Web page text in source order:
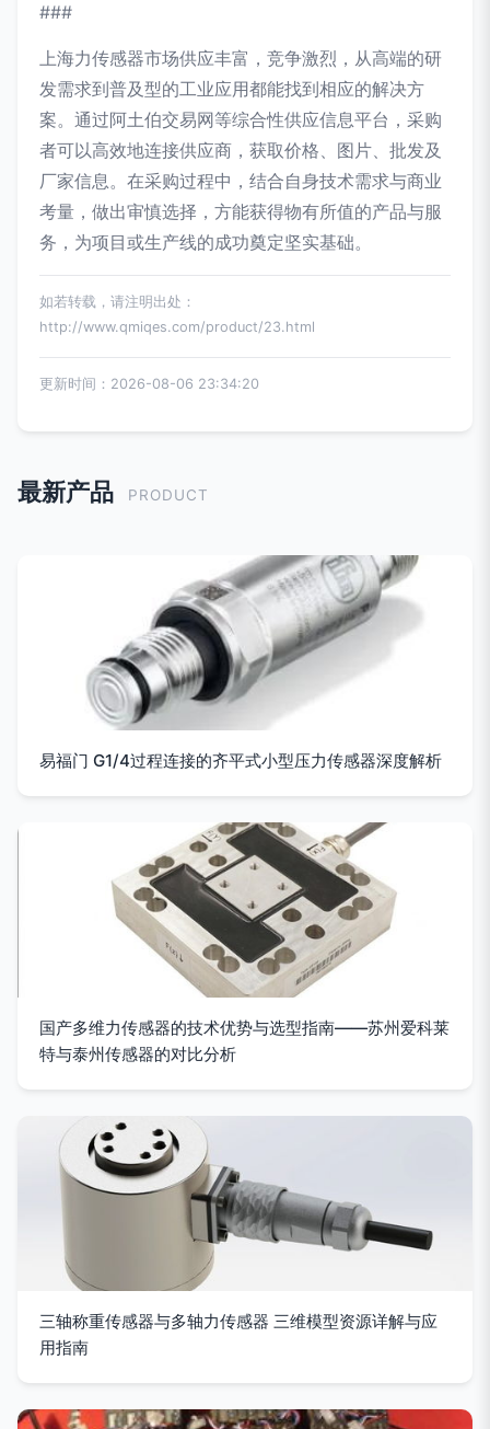
###
上海力传感器市场供应丰富，竞争激烈，从高端的研
发需求到普及型的工业应用都能找到相应的解决方
案。通过阿土伯交易网等综合性供应信息平台，采购
者可以高效地连接供应商，获取价格、图片、批发及
厂家信息。在采购过程中，结合自身技术需求与商业
考量，做出审慎选择，方能获得物有所值的产品与服
务，为项目或生产线的成功奠定坚实基础。
如若转载，请注明出处：
http://www.qmiqes.com/product/23.html
更新时间：2026-08-06 23:34:20
最新产品 PRODUCT
易福门 G1/4过程连接的齐平式小型压力传感器深度解析
国产多维力传感器的技术优势与选型指南——苏州爱科莱
特与泰州传感器的对比分析
三轴称重传感器与多轴力传感器 三维模型资源详解与应
用指南